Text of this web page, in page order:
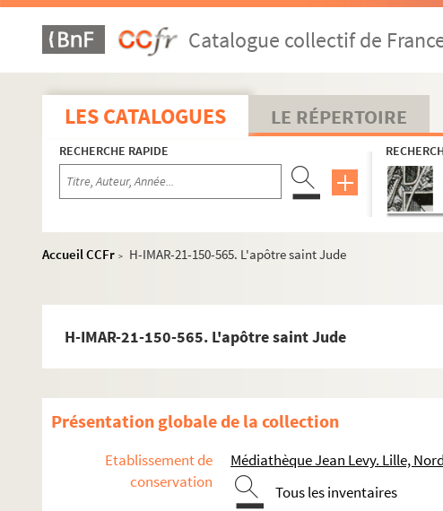
Catalogue collectif de
LES CATALOGUES LE RÉPERTOIRE
RECHERCHE RAPIDE
Accueil CCFr >
H-IMAR-21-150-565. L'apôtre saint Jude
H-IMAR-21-150-565. L'apôtre saint Jude
Présentation globale de la collection
Etablissement de
conservation
Médiathèque Jean Levy. Lille,
Tous les inventaires
La Sainte Famille
Anges
Sainte Anne et Saint Joachim
Sacré Cœur
H-IMAR-21-1-1. Saint Philippe et saint Jacques, apôtre
Saint Jacques
H-IMAR-21-11-44. Saint Timothée
H-IMAR-21-100-374. Calendrier 1841 (juillet… Décembre)
H-IMAR-21-101-375. Al'ar picture from a church in the Crimea
H-IMAR-21-102-376. Illustration des saints